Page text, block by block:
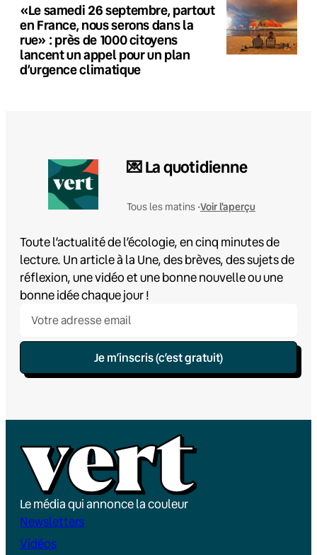
«Le samedi 26 septembre, partout
en France, nous serons dans la
rue» : près de 1000 citoyens
lancent un appel pour un plan
d’urgence climatique
💌 La quotidienne
Tous les matins •Voir l'aperçu
Toute l’actualité de l’écologie, en cinq minutes de
lecture. Un article à la Une, des brèves, des sujets de
réflexion, une vidéo et une bonne nouvelle ou une
bonne idée chaque jour !
Je m’inscris (c’est gratuit)
Le média qui annonce la couleur
Newsletters
Vidéos